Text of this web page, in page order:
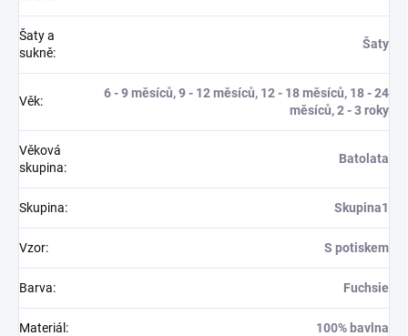
Šaty a
sukně:
Šaty
Věk:
6 - 9 měsíců, 9 - 12 měsíců, 12 - 18 měsíců, 18 - 24
měsíců, 2 - 3 roky
Věková
skupina:
Batolata
Skupina: Skupina1
Vzor: S potiskem
Barva: Fuchsie
Materiál : 100% bavlna